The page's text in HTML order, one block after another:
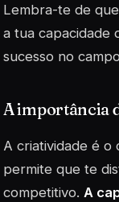
Lembra-te de
a tua capacidade
sucesso no
A importância
A criatividade é o
permite que te
competitivo. A